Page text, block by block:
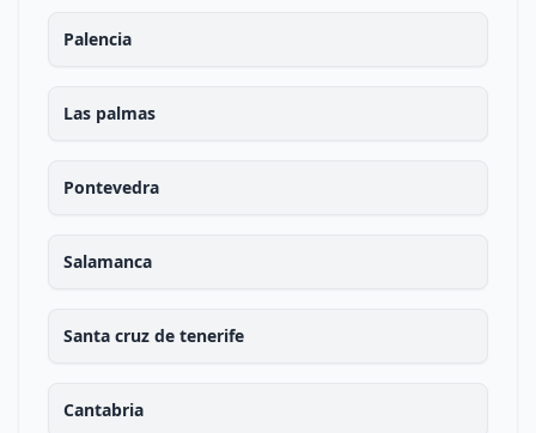
Palencia
Las palmas
Pontevedra
Salamanca
Santa cruz de tenerife
Cantabria